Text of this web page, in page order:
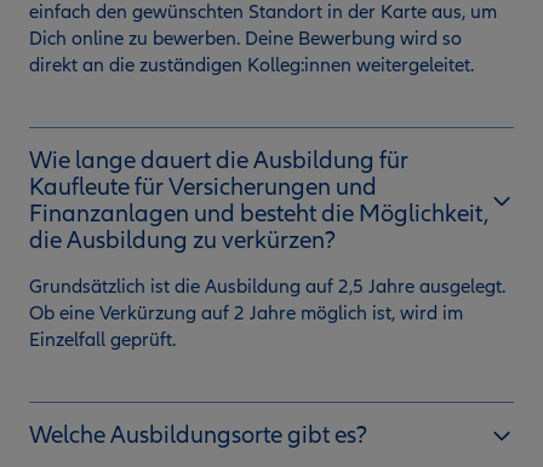
einfach den gewünschten Standort in der Karte aus, um
Dich online zu bewerben. Deine Bewerbung wird so
direkt an die zuständigen Kolleg:innen weitergeleitet.
Wie lange dauert die Ausbildung für
Kaufleute für Versicherungen und
Finanzanlagen und besteht die Möglichkeit,
die Ausbildung zu verkürzen?
Grundsätzlich ist die Ausbildung auf 2,5 Jahre ausgelegt.
Ob eine Verkürzung auf 2 Jahre möglich ist, wird im
Einzelfall geprüft.
Welche Ausbildungsorte gibt es?